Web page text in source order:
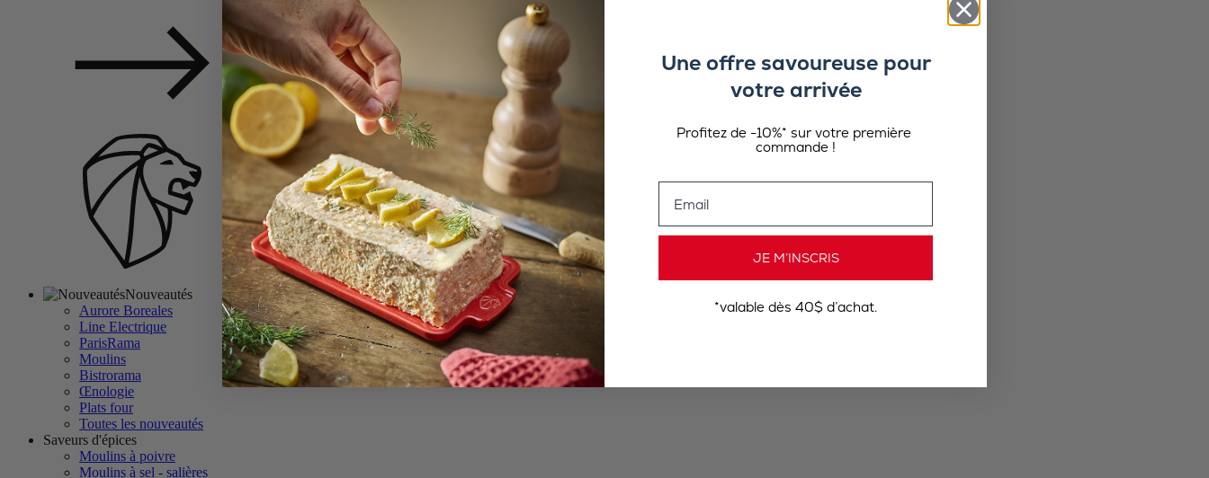
Back
Nouveautés
Aurore Boreales
Line Electrique
ParisRama
Moulins
Bistrorama
Œnologie
Plats four
Toutes les nouveautés
Saveurs d'épices
Moulins à poivre
Moulins à sel - salières
Une offre savoureuse pour
votre arrivée
Profitez de -10%* sur votre première
commande !
JE M’INSCRIS
*valable dès 40$ d’achat.